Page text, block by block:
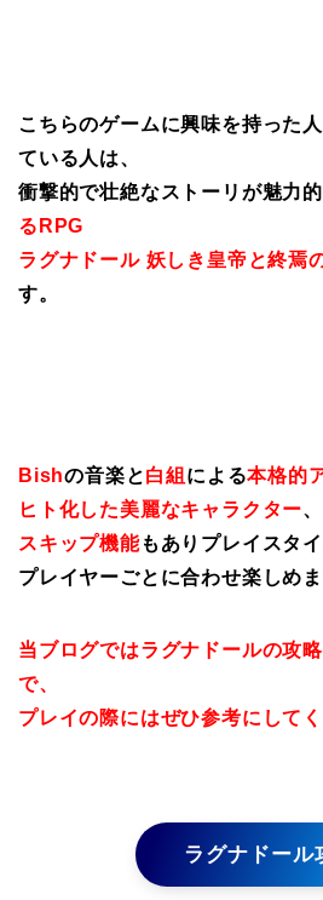
こちらのゲームに興味を持った
ている人は、
衝撃的で壮絶なストーリが魅力
るRPG
ラグナドール 妖しき皇帝と終焉
す。
Bishの音楽と白組 による本格的
ヒト化した美麗なキャラクター、
スキップ機能もありプレイスタ
プレイヤーごとに合わせ楽しめま
当ブログではラグナドールの攻
で、
プレイの際にはぜひ参考にしてく
ラグナドール